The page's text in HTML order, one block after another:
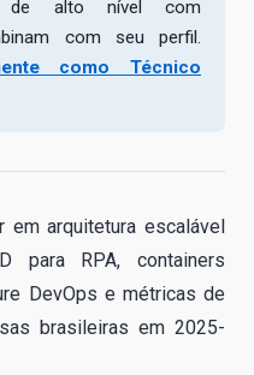
de alto nível com
com seu perfil.
como Técnico
em arquitetura escalável
para RPA, containers
DevOps e métricas de
brasileiras em 2025-